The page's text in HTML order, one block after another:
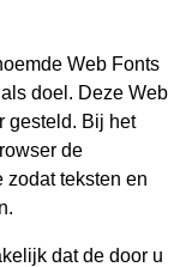
Web Fonts
doel. Deze Web
gesteld. Bij het
de
zodat teksten en
dat de door u